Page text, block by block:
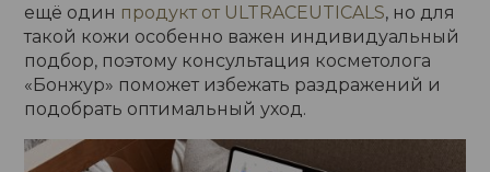
ещё один продукт от ULTRACEUTICALS, но для
такой кожи особенно важен индивидуальный
подбор, поэтому консультация косметолога
«Бонжур» поможет избежать раздражений и
подобрать оптимальный уход.